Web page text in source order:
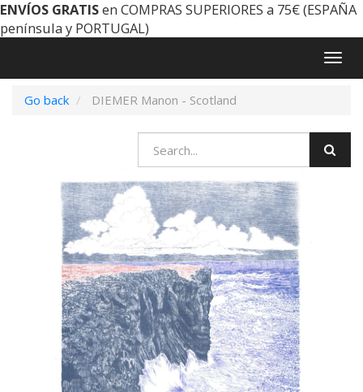
ENVÍOS GRATISen COMPRAS SUPERIORES a 75€ (ESPAÑA
península y PORTUGAL)
Go back
DIEMER Manon - Scotland